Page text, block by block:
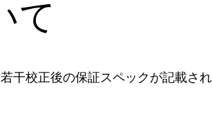
て
干校正後の保証スペックが記載さ